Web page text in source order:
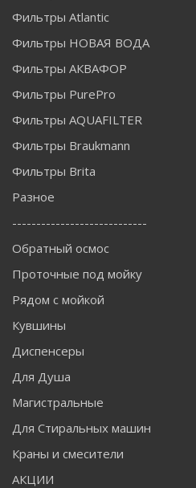
Фильтры Atlantic
Фильтры НОВАЯ ВОДА
Фильтры АКВАФОР
Фильтры PurePro
Фильтры AQUAFILTER
Фильтры Braukmann
Фильтры Brita
Разное
----------------------------
Обратный осмос
Проточные под мойку
Рядом с мойкой
Кувшины
Диспенсеры
Для Душа
Магистральные
Для Стиральных машин
Краны и смесители
АКЦИИ